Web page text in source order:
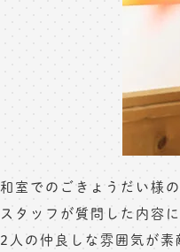
和室でのごきょうだい様
スタッフが質問した内容
2人の仲良しな雰囲気が